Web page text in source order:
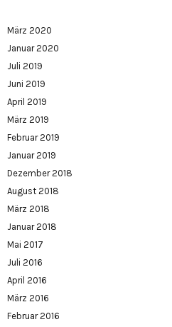
März 2020
Januar 2020
Juli 2019
Juni 2019
April 2019
März 2019
Februar 2019
Januar 2019
Dezember 2018
August 2018
März 2018
Januar 2018
Mai 2017
Juli 2016
April 2016
März 2016
Februar 2016